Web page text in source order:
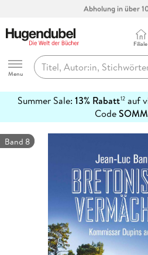
Abholung in über
Hugendubel
Menu
Filiale
Summer Sale: 13% Rabatt12auf
Code
erfahren
Band 8